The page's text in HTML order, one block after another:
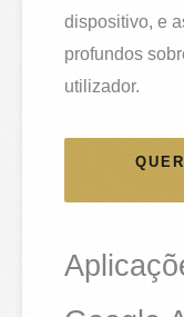
dispositivo, e
profundos
utilizador.